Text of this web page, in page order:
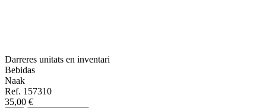
Darreres unitats en inventari
Bebidas
Naak
Ref. 157310
35,00 €